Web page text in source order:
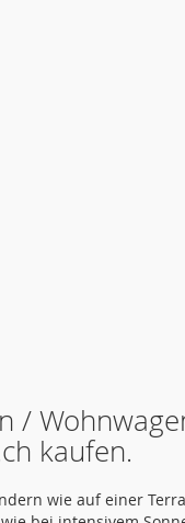
/
kaufen.
wie auf einer